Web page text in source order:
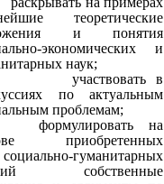
теоретические
и понятия
экономических и
наук;
в
по актуальным
проблемам;
на
приобретенных
гуманитарных
собственные